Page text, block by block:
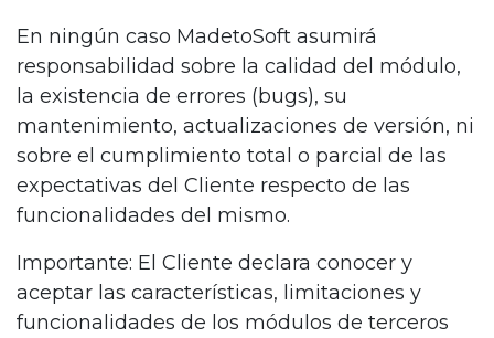
En ningún caso MadetoSoft asumirá
responsabilidad sobre la calidad del módulo,
la existencia de errores (bugs), su
mantenimiento, actualizaciones de versión, ni
sobre el cumplimiento total o parcial de las
expectativas del Cliente respecto de las
funcionalidades del mismo.
Importante: El Cliente declara conocer y
aceptar las características, limitaciones y
funcionalidades de los módulos de terceros